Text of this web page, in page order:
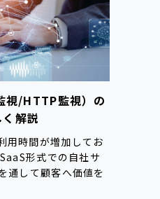
視/HTTP監視）の
解説
用時間が増加してお
形式での自社サ
通して顧客へ価値を